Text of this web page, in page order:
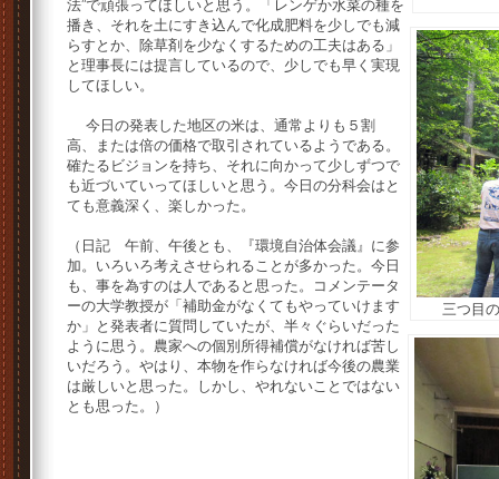
三つ目
法”で頑張ってほしいと思う。「レンゲか水菜の種を
播き、それを土にすき込んで化成肥料を少しでも減
らすとか、除草剤を少なくするための工夫はある」
と理事長には提言しているので、少しでも早く実現
してほしい。
今日の発表した地区の米は、通常よりも５割
高、または倍の価格で取引されているようである。
確たるビジョンを持ち、それに向かって少しずつで
も近づいていってほしいと思う。今日の分科会はと
ても意義深く、楽しかった。
（日記 午前、午後とも、『環境自治体会議』に参
加。いろいろ考えさせられることが多かった。今日
も、事を為すのは人であると思った。コメンテータ
ーの大学教授が「補助金がなくてもやっていけます
か」と発表者に質問していたが、半々ぐらいだった
ように思う。農家への個別所得補償がなければ苦し
いだろう。やはり、本物を作らなければ今後の農業
は厳しいと思った。しかし、やれないことではない
とも思った。）